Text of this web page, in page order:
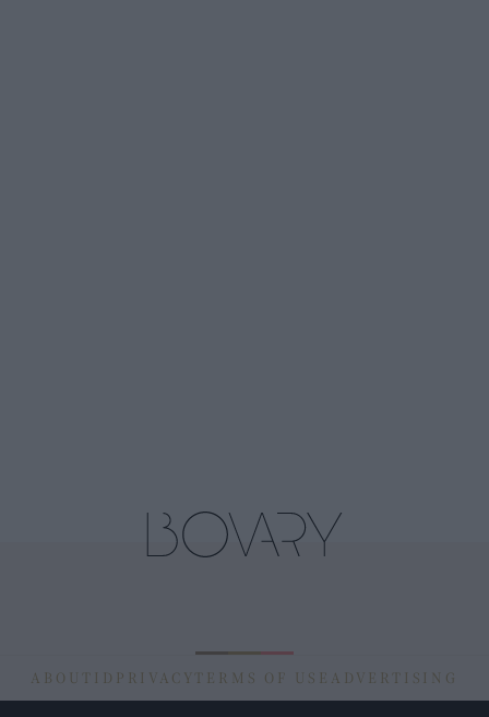
ABOUT ID PRIVACY TERMS OF USE ADVERTISING